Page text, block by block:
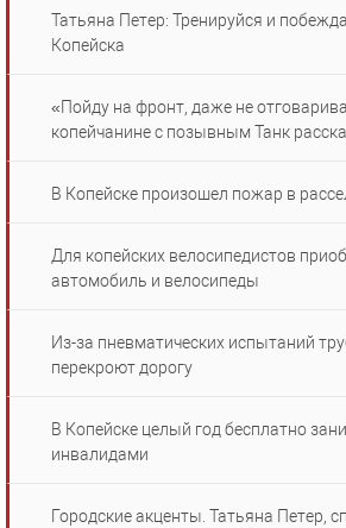
Татьяна Петер: Тренируйся и
Копейска
«Пойду на фронт, даже не
копейчанине с позывным Танк
В Копейске произошел пожар в
Для копейских велосипедистов
автомобиль и велосипеды
Из-за пневматических испытаний
перекроют дорогу
В Копейске целый год бесплатно
инвалидами
Городские акценты. Татьяна Петер,